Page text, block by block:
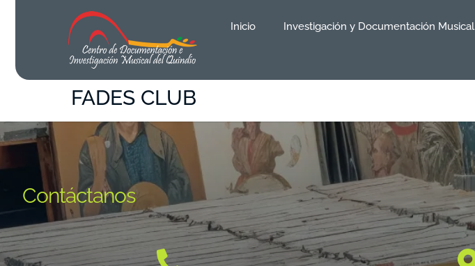
Inicio Investigación y Documentación Musical
FADES CLUB
Contáctanos